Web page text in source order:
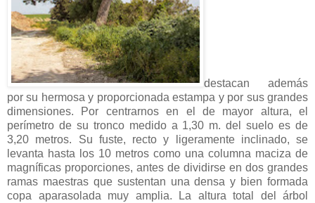
destacan además
por su hermosa y proporcionada estampa y por sus grandes
dimensiones. Por centrarnos en el de mayor altura, el
perímetro de su tronco medido a 1,30 m. del suelo es de
3,20 metros. Su fuste, recto y ligeramente inclinado, se
levanta hasta los 10 metros como una columna maciza de
magníficas proporciones, antes de dividirse en dos grandes
ramas maestras que sustentan una densa y bien formada
copa aparasolada muy amplia. La altura total del árbol